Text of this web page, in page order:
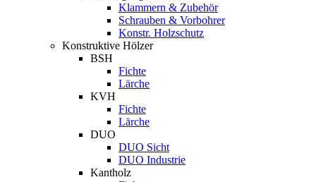
Klammern & Zubehör
Schrauben & Vorbohrer
Konstr. Holzschutz
Konstruktive Hölzer
BSH
Fichte
Lärche
KVH
Fichte
Lärche
DUO
DUO Sicht
DUO Industrie
Kantholz